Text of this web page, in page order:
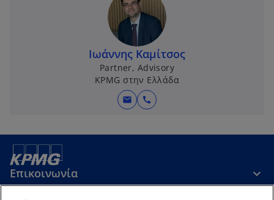
Ιωάννης Καμίτσος
Partner, Advisory
KPMG στην Ελλάδα
mail call
Επικοινωνία